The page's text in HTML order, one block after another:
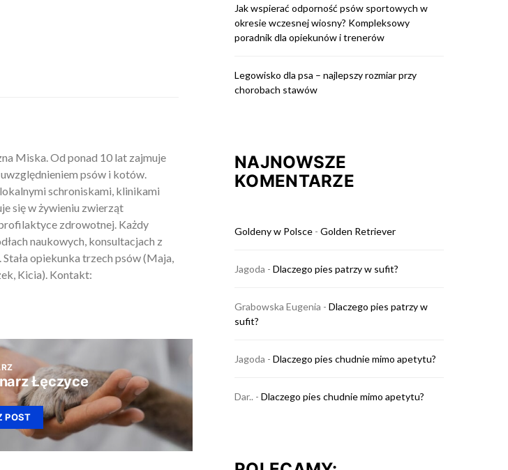
Miska. Od ponad 10 lat zajmuje
psów i kotów.
schroniskami, klinikami
się w żywieniu zwierząt
zdrowotnej. Każdy
naukowych, konsultacjach z
opiekunka trzech psów (Maja,
Kicia). Kontakt:
Łęczyce
POST
Jak wspierać odporność psów sportowych w
okresie wczesnej wiosny? Kompleksowy
poradnik dla opiekunów i trenerów
Legowisko dla psa – najlepszy rozmiar przy
chorobach stawów
NAJNOWSZE
KOMENTARZE
Goldeny w Polsce - Golden Retriever
Jagoda - Dlaczego pies patrzy w sufit?
Grabowska Eugenia - Dlaczego pies patrzy w
sufit?
Jagoda - Dlaczego pies chudnie mimo apetytu?
Dar.. - Dlaczego pies chudnie mimo apetytu?